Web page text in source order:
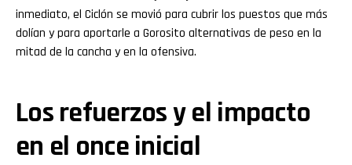
inmediato, el Ciclón se movió para cubrir los puestos que más
dolían y para aportarle a Gorosito alternativas de peso en la
mitad de la cancha y en la ofensiva.
Los refuerzos y el impacto
en el once inicial